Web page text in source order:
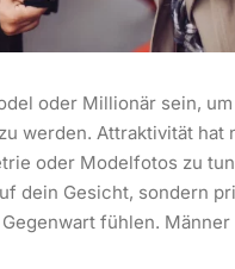
oder Millionär sein,
werden. Attraktivität hat
oder Modelfotos zu
dein Gesicht, sondern
fühlen.